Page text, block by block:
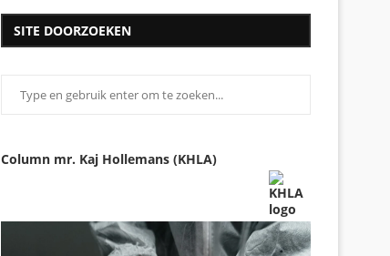
SITE DOORZOEKEN
Column mr. Kaj Hollemans (KHLA)